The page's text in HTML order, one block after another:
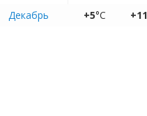
Декабрь
+5°C